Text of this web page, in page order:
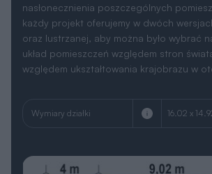
nasłonecznienia poszczególnych
każdy projekt oferujemy w dwóch
oraz lustrzanej, aby można było wybrać
układ pomieszczeń względem stron
względem ukształtowania krajobrazu w
Wymiary działki 16.02 x